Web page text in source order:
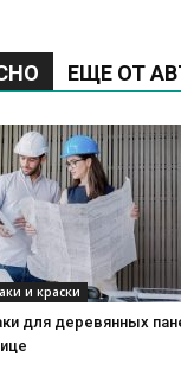
ЕЩЕ ОТ
и краски
для деревянных